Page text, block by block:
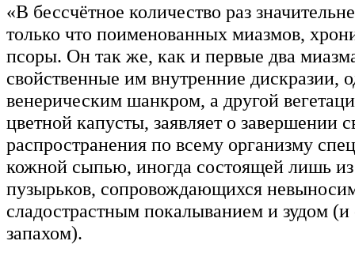
«В бессчётное количество раз
только что поименованных миазмов,
псоры. Он так же, как и первые два
свойственные им внутренние дискразии,
венерическим шанкром, а другой
цветной капусты, заявляет о завершении
распространения по всему организму
кожной сыпью, иногда состоящей лишь
пузырьков, сопровождающихся
сладострастным покалыванием и зудом
запахом).